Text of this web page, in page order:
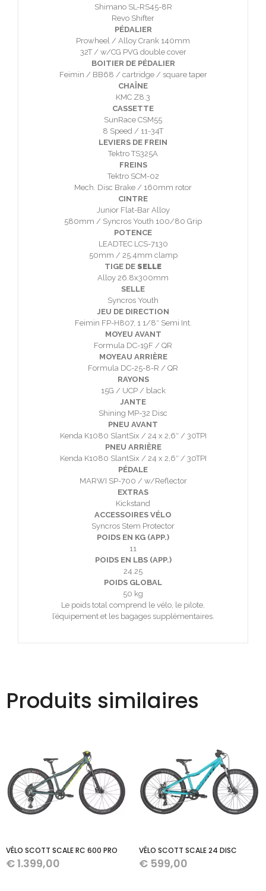
Shimano SL-RS45-8R
Revo Shifter
PÉDALIER
Prowheel / Alloy Crank 140mm
32T / w/CG PVG double cover
BOITIER DE PÉDALIER
Feimin / BB68 / cartridge / square taper
CHAÎNE
KMC Z8.3
CASSETTE
SunRace CSM55
8 Speed / 11-34T
LEVIERS DE FREIN
Tektro TS325A
FREINS
Tektro SCM-02
Mech. Disc Brake / 160mm rotor
CINTRE
Junior Flat-Bar Alloy
580mm / Syncros Youth 100/80 Grip
POTENCE
LEADTEC LCS-7130
50mm / 25.4mm clamp
TIGE DE SELLE
Alloy 26.8x300mm
SELLE
Syncros Youth
JEU DE DIRECTION
Feimin FP-H807, 1 1/8″ Semi Int.
MOYEU AVANT
Formula DC-19F / QR
MOYEAU ARRIÈRE
Formula DC-25-8-R / QR
RAYONS
15G / UCP / black
JANTE
Shining MP-32 Disc
PNEU AVANT
Kenda K1080 SlantSix / 24 x 2,6″ / 30TPI
PNEU ARRIÈRE
Kenda K1080 SlantSix / 24 x 2,6″ / 30TPI
PÉDALE
MARWI SP-700 / w/Reflector
EXTRAS
Kickstand
ACCESSOIRES VÉLO
Syncros Stem Protector
POIDS EN KG (APP.)
11
POIDS EN LBS (APP.)
24.25
POIDS GLOBAL
50 kg
Le poids total comprend le vélo, le pilote,
l’équipement et les bagages supplémentaires.
Produits similaires
VÉLO SCOTT SCALE RC 600 PRO
€1.399,00
VÉLO SCOTT SCALE 24 DISC
€ 599,00